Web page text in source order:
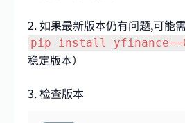
2. 如果最新版本仍有问题,可能
pip install
稳定版本）
3. 检查版本